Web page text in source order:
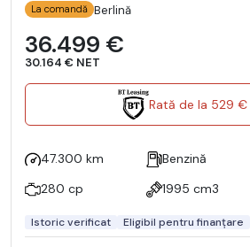
La comandă Berlină
36.499 €
30.164 € NET
Rată de la 529 €
47.300 km Benzină
280 cp
1995 cm3
Istoric verificat Eligibil pentru finanțare